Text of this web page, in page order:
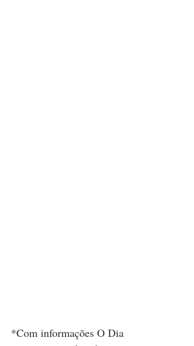
*Com informações O Dia